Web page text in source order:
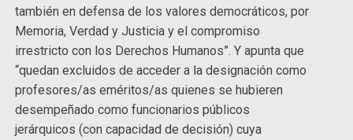
también en defensa de los valores democráticos, por
Memoria, Verdad y Justicia y el compromiso
irrestricto con los Derechos Humanos”. Y apunta que
“quedan excluidos de acceder a la designación como
profesores/as eméritos/as quienes se hubieren
desempeñado como funcionarios públicos
jerárquicos (con capacidad de decisión) cuya